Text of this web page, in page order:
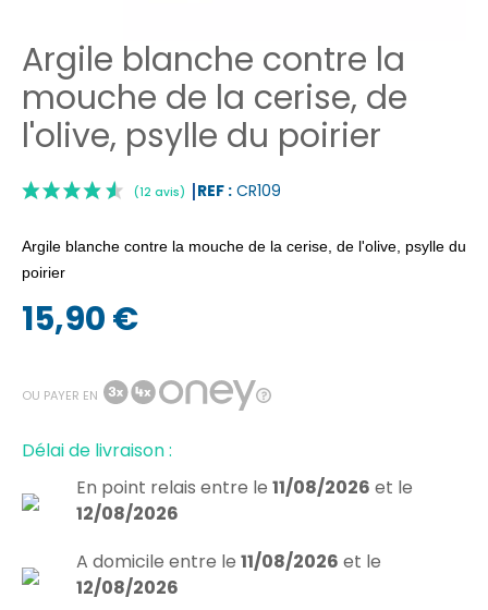
Argile blanche contre la
mouche de la cerise, de
l'olive, psylle du poirier
REF : CR109
Argile blanche contre la mouche de la cerise, de l'olive, psylle du
poirier
15,90 €
OU PAYER EN
Délai de livraison :
En point relais entre le 11/08/2026 et le
12/08/2026
A domicile entre le 11/08/2026 et le
12/08/2026